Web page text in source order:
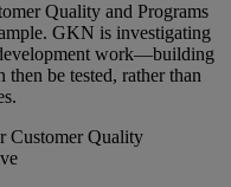
Quality and Programs
GKN is investigating
work—building
be tested, rather than
Customer Quality